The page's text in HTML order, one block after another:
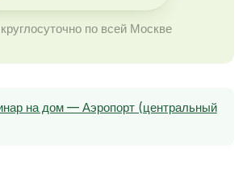
по всей Москве
на дом — Аэропорт (центральный